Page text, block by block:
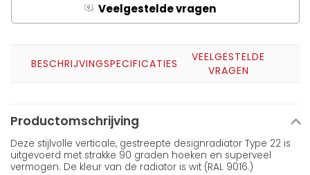
Q Veelgestelde vragen
BESCHRIJVINGSPECIFICATIES
VEELGESTELDE
VRAGEN
Productomschrijving
Deze stijlvolle verticale, gestreepte designradiator Type 22 is
uitgevoerd met strakke 90 graden hoeken en superveel
vermogen. De kleur van de radiator is wit (RAL 9016.)